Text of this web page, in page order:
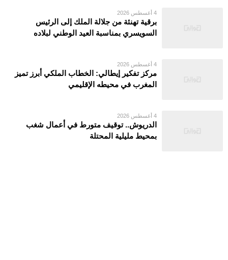
4 أغسطس 2026
برقية تهنئة من جلالة الملك إلى الرئيس
السويسري بمناسبة العيد الوطني لبلاده
4 أغسطس 2026
مركز تفكير إيطالي: الخطاب الملكي أبرز تميز
المغرب في محيطه الإقليمي
4 أغسطس 2026
الدريوش.. توقيف متورط في أعمال شغب
بمحيط مليلية المحتلة